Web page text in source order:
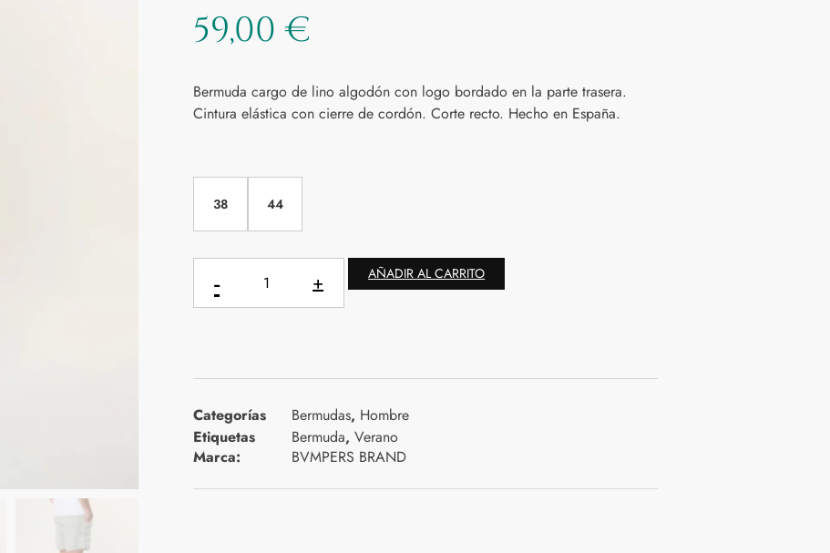
59,00€
Bermuda cargo de lino algodón con logo bordado en la parte trasera.
Cintura elástica con cierre de cordón. Corte recto. Hecho en España.
38 44
AÑADIR AL CARRITO
Categorías Bermudas, Hombre
Etiquetas
Bermuda, Verano
Marca:
BVMPERS BRAND